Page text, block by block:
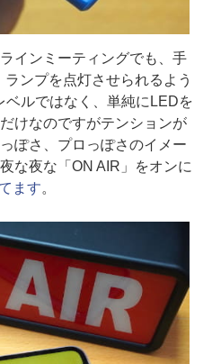
インミーティングでも、手
ンプを点灯させられるよう
ベルではなく、単純にLEDを
けなのですがテンションが
ぽさ、プロっぽさのイメー
な夜な「ON AIR」をオンに
ます。